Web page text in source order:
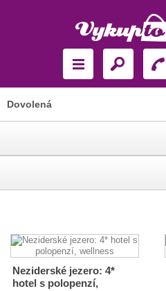
Dovolená
Neziderské jezero: 4*
hotel s polopenzí,